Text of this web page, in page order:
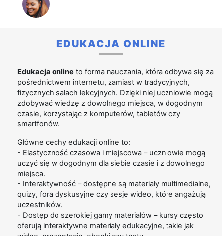
EDUKACJA ONLINE
Edukacja online to forma nauczania, która odbywa się za
pośrednictwem internetu, zamiast w tradycyjnych,
fizycznych salach lekcyjnych. Dzięki niej uczniowie mogą
zdobywać wiedzę z dowolnego miejsca, w dogodnym
czasie, korzystając z komputerów, tabletów czy
smartfonów.
Główne cechy edukacji online to:
- Elastyczność czasowa i miejscowa – uczniowie mogą
uczyć się w dogodnym dla siebie czasie i z dowolnego
miejsca.
- Interaktywność – dostępne są materiały multimedialne,
quizy, fora dyskusyjne czy sesje wideo, które angażują
uczestników.
- Dostęp do szerokiej gamy materiałów – kursy często
oferują interaktywne materiały edukacyjne, takie jak